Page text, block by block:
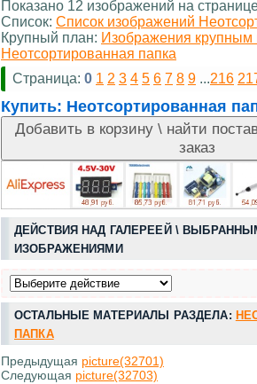
Показано 12 изображений на
Список: Список изображений
Крупный план: Изображения крупным
Неотсортированная папка
Страница: 0 1 2 3 4 5 6 7 8 9 ...216
Купить: Неотсортированная
ДЕЙСТВИЯ НАД ГАЛЕРЕЕЙ \
ИЗОБРАЖЕНИЯМИ
ОСТАЛЬНЫЕ МАТЕРИАЛЫ РАЗДЕЛА:
ПАПКА
Предыдущая picture(32701)
Следующая picture(32703)